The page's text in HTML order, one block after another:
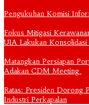
Pengukuhan Komisi
Fokus Mitigasi
UIA Lakukan
Matangkan Persiapan
Adakan CDM Meeting
Ratas: Presiden Dorong
Industri Perkapalan